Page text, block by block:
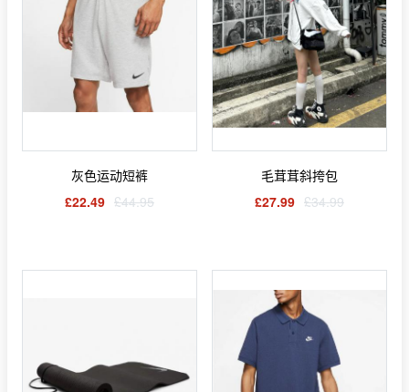
灰色运动短裤
£22.49 £44.95
毛茸茸斜挎包
£27.99 £34.99